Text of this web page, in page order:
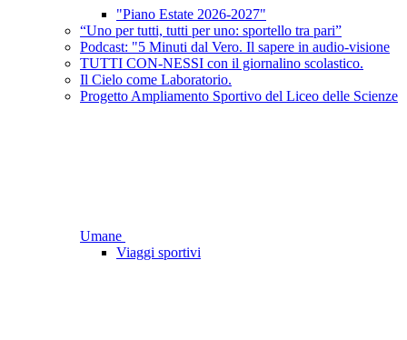
"Piano Estate 2026-2027"
“Uno per tutti, tutti per uno: sportello tra pari”
Podcast: "5 Minuti dal Vero. Il sapere in audio-visione
TUTTI CON-NESSI con il giornalino scolastico.
Il Cielo come Laboratorio.
Progetto Ampliamento Sportivo del Liceo delle Scienze
Umane
Viaggi sportivi